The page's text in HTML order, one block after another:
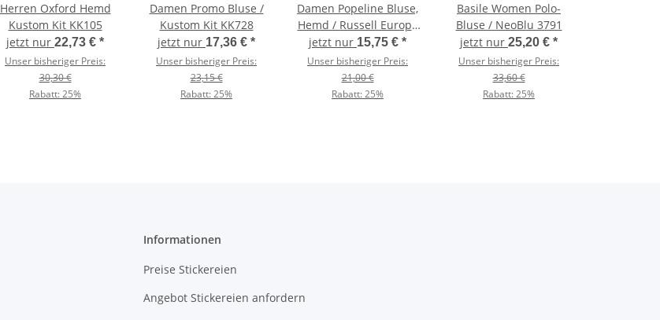
Herren Oxford Hemd
Kustom Kit KK105
jetzt nur 22,73 € *
Unser bisheriger Preis:
30,30 €
Rabatt:25%
Damen Promo Bluse /
Kustom Kit KK728
jetzt nur 17,36 € *
Unser bisheriger Preis:
23,15 €
Rabatt:25%
Damen Popeline Bluse,
Hemd / Russell Europe
935F
jetzt nur 15,75 € *
Unser bisheriger Preis:
21,00 €
Rabatt:25%
Basile Women Polo-
Bluse / NeoBlu 3791
jetzt nur 25,20 € *
Unser bisheriger Preis:
33,60 €
Rabatt:25%
Informationen
Preise Stickereien
Angebot Stickereien anfordern